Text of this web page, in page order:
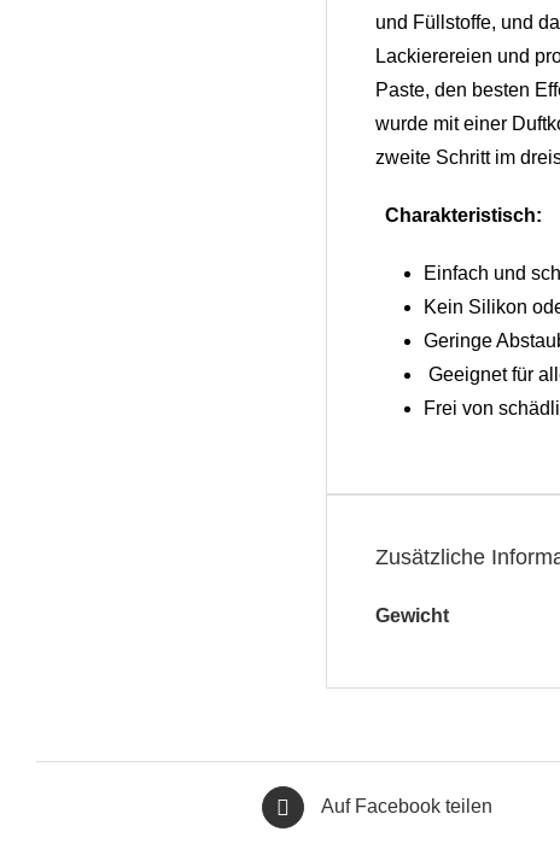
und Füllstoffe, und
Lackierereien und
Paste, den besten
wurde mit einer
zweite Schritt im
Charakteristisch:
Einfach und
Kein Silikon
Geringe
Geeignet für
Frei von
Zusätzliche
Gewicht
Auf Facebook teilen